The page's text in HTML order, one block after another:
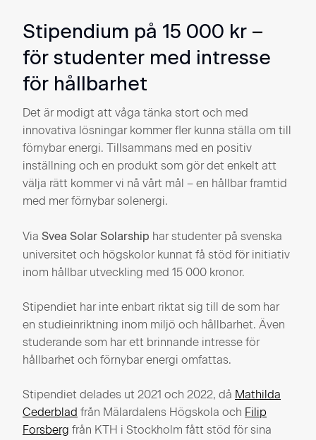
Stipendium på 15 000 kr –
för studenter med intresse
för hållbarhet
Det är modigt att våga tänka stort och med
innovativa lösningar kommer fler kunna ställa om till
förnybar energi. Tillsammans med en positiv
inställning och en produkt som gör det enkelt att
välja rätt kommer vi nå vårt mål – en hållbar framtid
med mer förnybar solenergi.
Via Svea Solar Solarship har studenter på svenska
universitet och högskolor kunnat få stöd för initiativ
inom hållbar utveckling med 15 000 kronor.
Stipendiet har inte enbart riktat sig till de som har
en studieinriktning inom miljö och hållbarhet. Även
studerande som har ett brinnande intresse för
hållbarhet och förnybar energi omfattas.
Stipendiet delades ut 2021 och 2022, då Mathilda
Cederblad från Mälardalens Högskola och Filip
Forsberg från KTH i Stockholm fått stöd för sina